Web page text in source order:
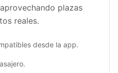
plazas
reales.
desde la app.